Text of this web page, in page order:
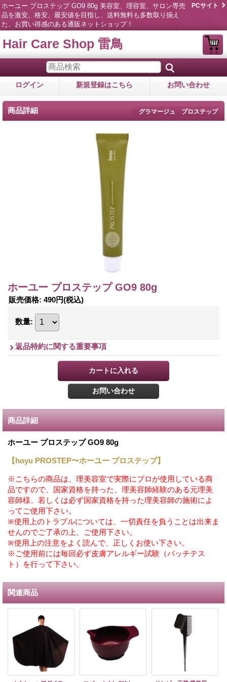
ホーユー プロステップ GO9 80g 美容室、理容室、サロン専売
品を激安、格安、最安値を目指し、送料無料も多数取り揃え
た、お買い得感のある通販ネットショップ！
PCサイト
Hair Care Shop 雷鳥
ログイン 新規登録はこちら お問い合わせ
商品詳細 グラマージュ プロステップ
ホーユー プロステップ GO9 80g
販売価格: 490円(税込)
数量:
返品特約に関する重要事項
商品詳細
ホーユー プロステップ GO9 80g
【hoyu PROSTEP〜ホーユー プロステップ】
※こちらの商品は、理美容室で実際にプロが使用している商
品ですので、国家資格を持った、理美容師経験のある元理美
容師様、若しくは必ず国家資格を持った理美容師の施術によ
ってご使用下さい。
※使用上のトラブルについては、一切責任を負うことは出来ま
せんのでご了承の上、ご使用下さい。
※使用上の注意をよく読んで、正しくお使い下さい。
※ご使用前には毎回必ず皮膚アレルギー試験（パッチテス
ト）を行って下さい。
関連商品